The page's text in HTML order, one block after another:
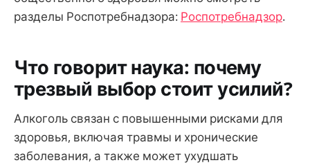
разделы Роспотребнадзора: Роспотребнадзор.
Что говорит наука: почему
трезвый выбор стоит усилий?
Алкоголь связан с повышенными рисками для
здоровья, включая травмы и хронические
заболевания, а также может ухудшать